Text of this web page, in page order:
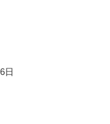
日